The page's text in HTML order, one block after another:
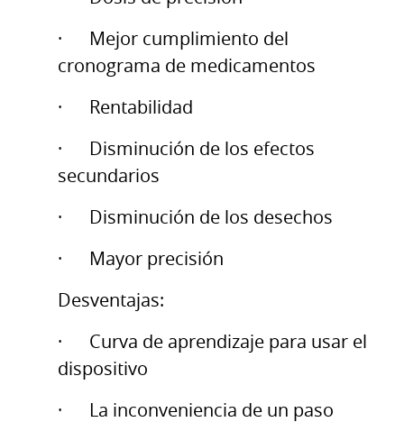
· Mejor cumplimiento del
cronograma de medicamentos
· Rentabilidad
· Disminución de los efectos
secundarios
· Disminución de los desechos
· Mayor precisión
Desventajas:
· Curva de aprendizaje para usar el
dispositivo
· La inconveniencia de un paso